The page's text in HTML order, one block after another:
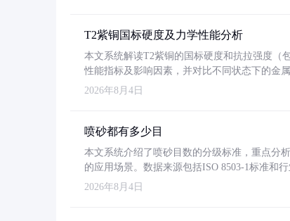
T2紫铜国标硬度及力学性能分析
本文系统解读T2紫铜的国标硬度和抗拉强度（
性能指标及影响因素，并对比不同状态下的金
2026年8月4日
喷砂都有多少目
本文系统介绍了喷砂目数的分级标准，重点分
的应用场景。数据来源包括ISO 8503-1标准和
2026年8月4日